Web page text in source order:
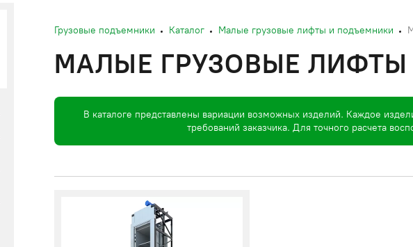
Грузовые подъемники Каталог Малые грузовые лифты и подъемники
МАЛЫЕ ГРУЗОВЫЕ ЛИФТЫ
В каталоге представлены вариации возможных изделий. Каждое
требований заказчика. Для точного расчета